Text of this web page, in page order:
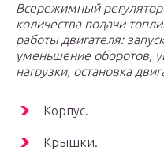
Всережимный
количества подачи
работы двигателя:
уменьшение оборотов,
нагрузки, остановка
Корпус.
Крышки.